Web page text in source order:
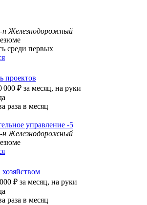
н Железнодорожный
среди первых
проектов
000 ₽ за месяц, на руки
раза в месяц
управление -5
н Железнодорожный
₽ за месяц, на руки
раза в месяц